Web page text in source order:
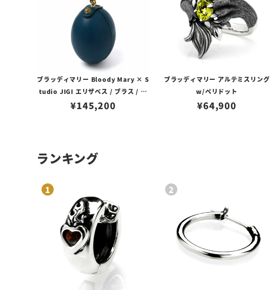
ブラッディマリー Bloody Mary × S
tudio JIGI エリザベス / ブラス / カ
ボション / カウレザー ブルー
¥145,200
ブラッディマリー アルテミスリング
w/ペリドット
¥64,900
ランキング